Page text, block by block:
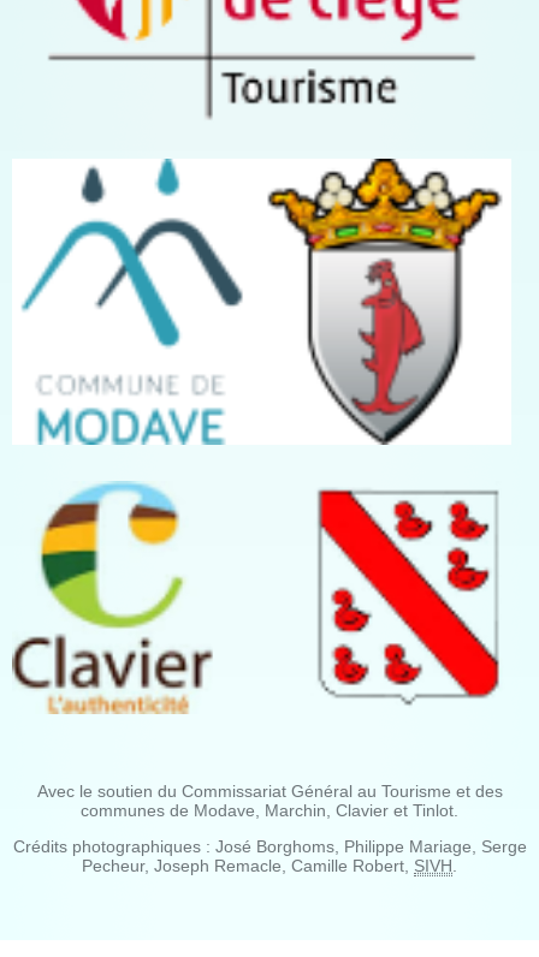
Avec le soutien du Commissariat Général au Tourisme et des
communes de Modave, Marchin, Clavier et Tinlot.
Crédits photographiques : José Borghoms, Philippe Mariage, Serge
Pecheur, Joseph Remacle, Camille Robert, SIVH